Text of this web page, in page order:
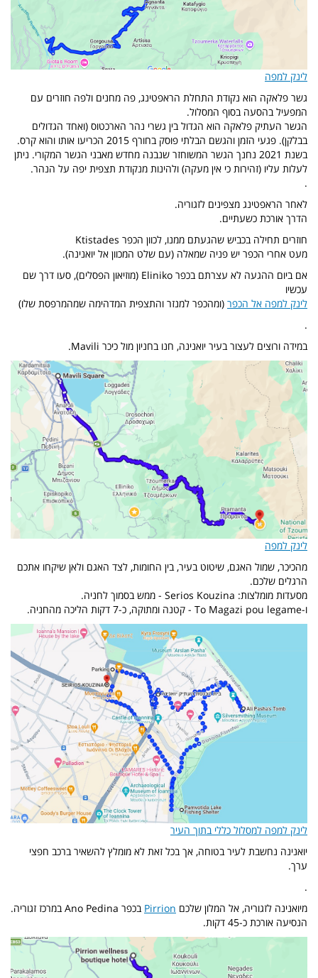
לינק למפה
גשר פלאקה הוא נקודת התחלת הראפטינג, פה מחנים ולפה חוזרים עם
המפעיל בהסעה בסוף המסלול.
הגשר העתיק פלאקה הוא הגדול בין גשרי נהר הארכטוס (ואחד הגדולים
בבלקן). פגעי הזמן והגשם הבלתי פוסק בחורף 2015 הכריעו אותו והוא קרס.
בשנת 2021 נחנך הגשר המשוחזר שנבנה מחדש מאבני הגשר המקורי. ניתן
לעלות עליו (זהירות כי אין מעקה) ולהינות מנקודת תצפית יפה על הנהר.
.
לאחר הראפטינג מצפינים לזגוריה.
הדרך אורכת כשעתיים.
חוזרים תחילה בכביש שהגעתם ממנו, לכוון הכפר Ktistades
מעט אחרי הכפר יש פניה שמאלה (עם שלט המכוון אל יואנינה).
אם ביום ההגעה לא עצרתם בכפר Eliniko (מוזיאון הפסלים), סעו דרך שם
עכשיו
לינק למפה אל הכפר (ומהכפר למנזר והתצפית המדהימה שמהמרפסת שלו)
.
במידה ורוצים לעצור בעיר יואנינה, חנו בחניון מול כיכר Mavili.
לינק למפה
מהכיכר, שמול האגם, שיטוט בעיר, בין החומות, לצד האגם ולאן שיקחו אתכם
הרגלים שלכם.
מסעדות מומלצות: Serios Kouzina - ממש בסמוך לחניה.
ו-To Magazi pou legame - קטנה ומתוקה, כ-7 דקות הליכה מהחניה.
לינק למפה למסלול כללי בתוך העיר
יואנינה נחשבת לעיר בטוחה, אך בכל זאת לא מומלץ להשאיר ברכב חפצי
ערך.
.
מיואנינה לזגוריה, אל המלון שלכם Pirrion בכפר Ano Pedina במרכז
זגוריה.
הנסיעה אורכת כ-45 דקות.